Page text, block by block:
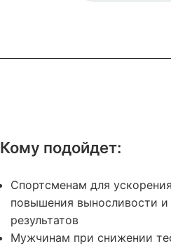
Кому подойдет:
Спортсменам для
повышения выносливости и
результатов
Мужчинам при снижении